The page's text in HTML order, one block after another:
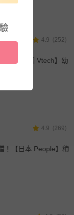
4.9 (252)
【英國 Vtech】幼
4.9 (269)
！【日本 People】積